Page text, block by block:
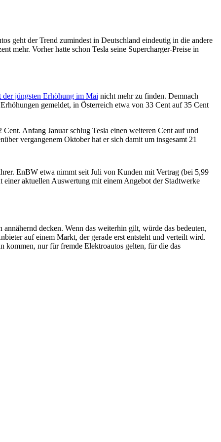
geht der Trend zumindest in Deutschland eindeutig in die andere
mehr. Vorher hatte schon Tesla seine Supercharger-Preise in
der jüngsten Erhöhung im Mai nicht mehr zu finden. Demnach
gemeldet, in Österreich etwa von 33 Cent auf 35 Cent
Cent. Anfang Januar schlug Tesla einen weiteren Cent auf und
vergangenem Oktober hat er sich damit um insgesamt 21
EnBW etwa nimmt seit Juli von Kunden mit Vertrag (bei 5,99
aktuellen Auswertung mit einem Angebot der Stadtwerke
decken. Wenn das weiterhin gilt, würde das bedeuten,
auf einem Markt, der gerade erst entsteht und verteilt wird.
kommen, nur für fremde Elektroautos gelten, für die das